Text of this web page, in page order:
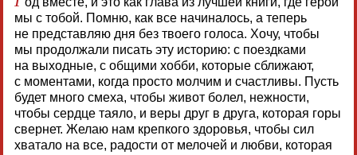
мы с тобой. Помню, как все начиналось, а теперь
не представляю дня без твоего голоса. Хочу, чтобы
мы продолжали писать эту историю: с поездками
на выходные, с общими хобби, которые сближают,
с моментами, когда просто молчим и счастливы. Пусть
будет много смеха, чтобы живот болел, нежности,
чтобы сердце таяло, и веры друг в друга, которая горы
свернет. Желаю нам крепкого здоровья, чтобы сил
хватало на все, радости от мелочей и любви, которая